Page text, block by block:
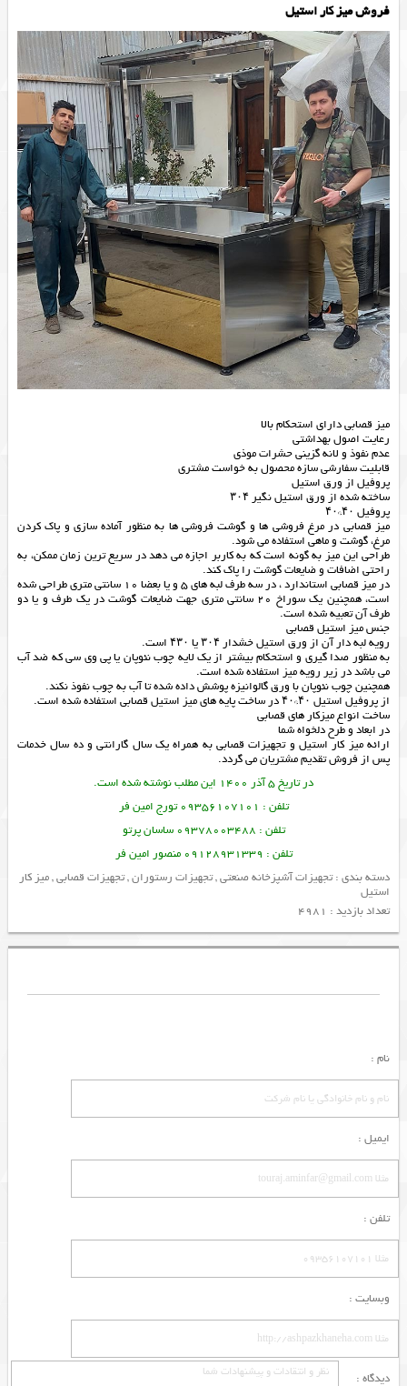
فروش میز کار استیل
میز قصابی دارای استحکام بالا
رعایت اصول بهداشتی
عدم نفوذ و لانه گزینی حشرات موذی
قابلیت سفارشی سازه محصول به خواست مشتری
پروفیل از ورق استیل
ساخته شده از ورق استیل نگیر ۳۰۴
پروفیل ۴۰*۴۰
میز قصابی در مرغ فروشی ها و گوشت فروشی ها به منظور آماده سازی و پاک کردن
مرغ، گوشت و ماهی استفاده می شود.
طراحی این میز به گونه است که به کاربر اجازه می دهد در سریع ترین زمان ممکن، به
راحتی اضافات و ضایعات گوشت را پاک کند.
در میز قصابی استاندارد ، در سه طرف لبه های 5 و یا بعضا 10 سانتی متری طراحی شده
است، همچنین یک سوراخ 20 سانتی متری جهت ضایعات گوشت در یک طرف و یا دو
طرف آن تعبیه شده است.
جنس میز استیل قصابی
رویه لبه دار آن از ورق استیل خشدار ۳۰۴ یا ۴۳۰ است.
به منظور صدا گیری و استحکام بیشتر از یک لایه چوب نئوپان یا پی وی سی که ضد آب
می باشد در زیر رویه میز استفاده شده است.
همچنین چوب نئوپان با ورق گالوانیزه پوشش داده شده تا آب به چوب نفوذ نکند.
از پروفیل استیل ۴۰*۴۰ در ساخت پایه های میز استیل قصابی استفاده شده است.
ساخت انواع میزکار های قصابی
در ابعاد و طرح دلخواه شما
ارائهمیز کار استیلوتجهیزات قصابیبه همراه یک سال گارانتی و ده سال خدمات
پس از فروش تقدیم مشتریان می گردد.
در تاریخ 5 آذر 1400 این مطلب نوشته شده است.
تلفن : 09356107101 تورج امین فر
تلفن : 09378003488 ساسان پرتو
تلفن : 09128931339 منصور امین فر
دسته بندی :تجهیزات آشپزخانه صنعتی,تجهیزات رستوران,تجهیزات قصابی,میز کار
استیل
تعداد بازدید : 4981
نام :
ایمیل :
تلفن :
وبسایت :
دیدگاه :